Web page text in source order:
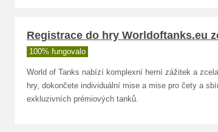
Registrace do hry Worldoftanks.eu
100% fungovalo
World of Tanks nabízí komplexní herní zážitek a
hry, dokončete individuální mise a mise pro čety a
exkluzivních prémiových tanků.